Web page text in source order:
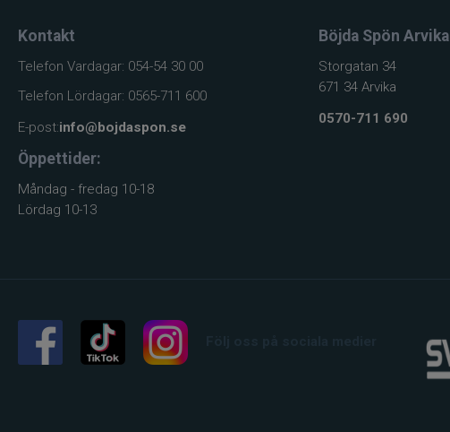
Kontakt
Telefon Vardagar: 054-54 30 00
Telefon Lördagar: 0565-711 600
E-post:info@bojdaspon.se
Öppettider:
Måndag - fredag 10-18
Lördag 10-13
Böjda Spön Arvika
Storgatan 34
671 34 Arvika
0570-711 690